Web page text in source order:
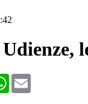
WhatsApp